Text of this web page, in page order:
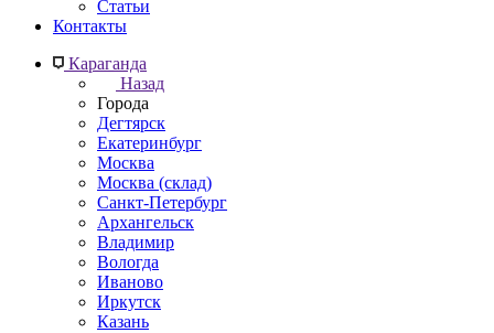
Статьи
Контакты
Караганда
Назад
Города
Дегтярск
Екатеринбург
Москва
Москва (склад)
Санкт-Петербург
Архангельск
Владимир
Вологда
Иваново
Иркутск
Казань